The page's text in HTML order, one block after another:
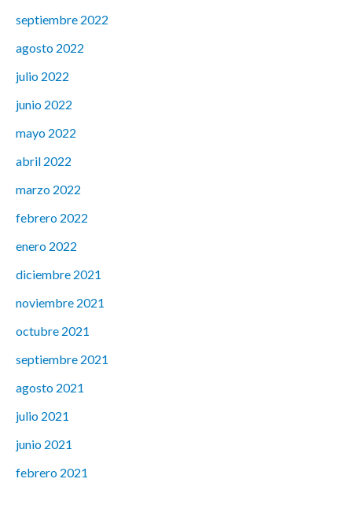
septiembre 2022
agosto 2022
julio 2022
junio 2022
mayo 2022
abril 2022
marzo 2022
febrero 2022
enero 2022
diciembre 2021
noviembre 2021
octubre 2021
septiembre 2021
agosto 2021
julio 2021
junio 2021
febrero 2021